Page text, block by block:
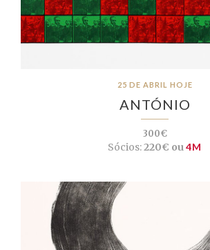
25 DE ABRIL HOJE
ANTÓNIO
300€
Sócios:220€ ou4M